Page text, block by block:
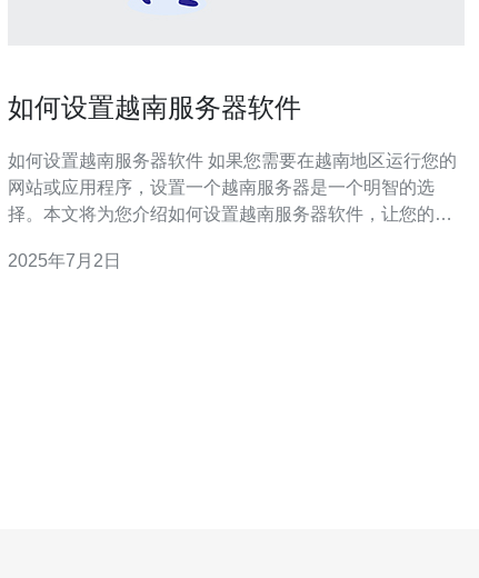
如何设置越南服务器软件
如何设置越南服务器软件 如果您需要在越南地区运行您的
网站或应用程序，设置一个越南服务器是一个明智的选
择。本文将为您介绍如何设置越南服务器软件，让您的网
的越南服务器提供商。确保他们提供高性能的服务器、
2025年7月2日